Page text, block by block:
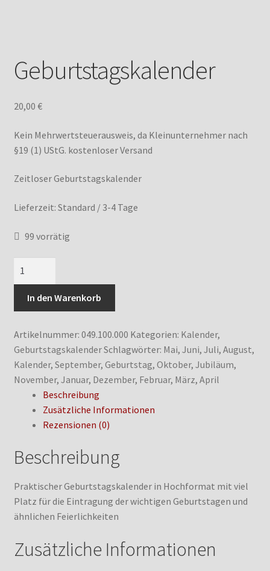
Geburtstagskalender
20,00 €
Kein Mehrwertsteuerausweis, da Kleinunternehmer nach
§19 (1) UStG. kostenloser Versand
Zeitloser Geburtstagskalender
Lieferzeit: Standard / 3-4 Tage
99 vorrätig
In den Warenkorb
Artikelnummer: 049.100.000 Kategorien: Kalender,
GeburtstagskalenderSchlagwörter: Mai, Juni, Juli, August,
Kalender, September, Geburtstag, Oktober, Jubiläum,
November, Januar, Dezember, Februar, März, April
Beschreibung
Zusätzliche Informationen
Rezensionen (0)
Beschreibung
Praktischer Geburtstagskalender in Hochformat mit viel
Platz für die Eintragung der wichtigen Geburtstagen und
ähnlichen Feierlichkeiten
Zusätzliche Informationen